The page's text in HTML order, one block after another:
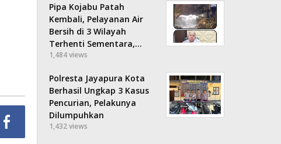
Pipa Kojabu Patah
Kembali, Pelayanan Air
Bersih di 3 Wilayah
Terhenti Sementara,…
1,484 views
Polresta Jayapura Kota
Berhasil Ungkap 3 Kasus
Pencurian, Pelakunya
Dilumpuhkan
1,432 views